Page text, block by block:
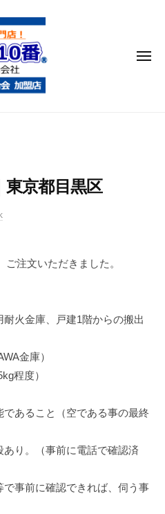
メ
東京都目黒区
注文いただきました。
火金庫、戸建1階からの搬出
金庫）
程度）
あること（空である事の最終
り。（事前に電話で確認済
事前に確認できれば、伺う事